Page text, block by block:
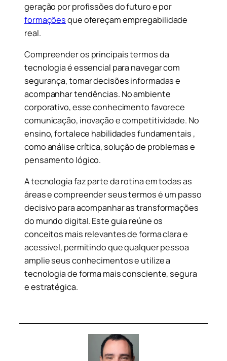
geração por profissões do futuro e por
formaçõesque ofereçam empregabilidade
real.
Compreender os principais termos da
tecnologia é essencial para navegar com
segurança, tomar decisões informadas e
acompanhar tendências. No ambiente
corporativo, esse conhecimento favorece
comunicação, inovação e competitividade. No
ensino, fortalece habilidades fundamentais ,
como análise crítica, solução de problemas e
pensamento lógico.
A tecnologia faz parte da rotina em todas as
áreas e compreender seus termos é um passo
decisivo para acompanhar as transformações
do mundo digital. Este guia reúne os
conceitos mais relevantes de forma clara e
acessível, permitindo que qualquer pessoa
amplie seus conhecimentos e utilize a
tecnologia de forma mais consciente, segura
e estratégica.